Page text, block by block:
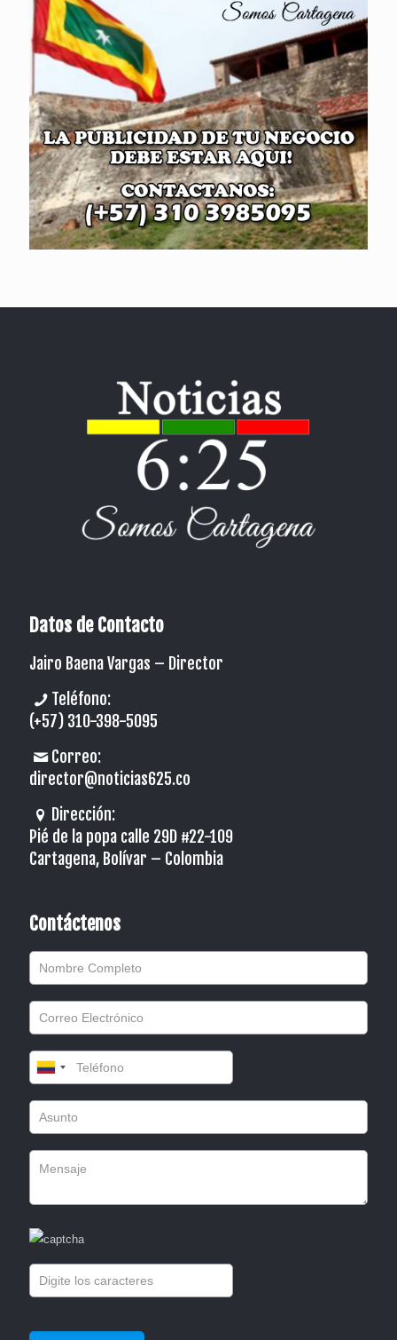
Datos de Contacto
Jairo Baena Vargas – Director
Teléfono:
(+57) 310-398-5095
Correo:
director@noticias625.co
Dirección:
Pié de la popa calle 29D #22-109
Cartagena, Bolívar – Colombia
Contáctenos